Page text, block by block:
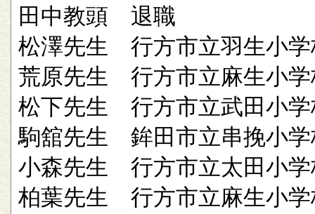
田中教頭 退職
松澤先生 行方市立羽生小学
荒原先生 行方市立麻生小学
松下先生 行方市立武田小学
駒舘先生 鉾田市立串挽小学
小森先生 行方市立太田小学
柏葉先生 行方市立麻生小学